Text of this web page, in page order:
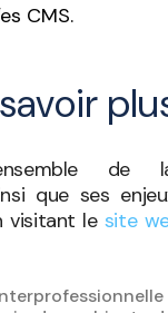
CMS.
de
que ses
visitant le site